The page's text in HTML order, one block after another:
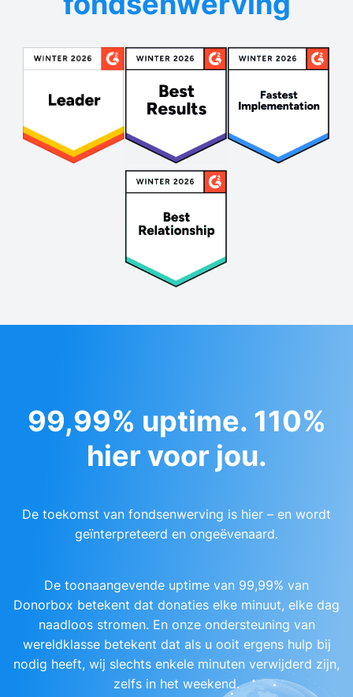
99,99% uptime. 110%
hier voor jou.
De toekomst van fondsenwerving is hier – en wordt
geïnterpreteerd en ongeëvenaard.
De toonaangevende uptime van 99,99% van
Donorbox betekent dat donaties elke minuut, elke dag
naadloos stromen. En onze ondersteuning van
wereldklasse betekent dat als u ooit ergens hulp bij
nodig heeft, wij slechts enkele minuten verwijderd zijn,
zelfs in het weekend.